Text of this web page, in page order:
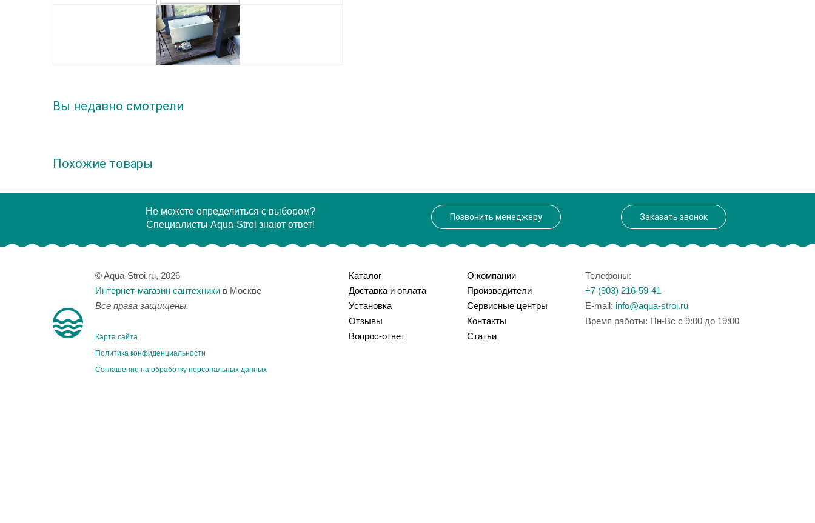
Вы недавно смотрели
Похожие товары
Не можете определиться с выбором?
Специалисты Aqua-Stroi знают ответ!
Позвонить менеджеру Заказать звонок
© Aqua-Stroi.ru, 2026
Интернет-магазин сантехники в Москве
Все права защищены.
Карта сайта
Политика конфиденциальности
Соглашение на обработку персональных данных
Каталог
Доставка и оплата
Установка
Отзывы
Вопрос-ответ
О компании
Производители
Сервисные центры
Контакты
Статьи
Телефоны:
+7 (903) 216-59-41
E-mail: info@aqua-stroi.ru
Время работы: Пн-Вс с 9:00 до 19:00